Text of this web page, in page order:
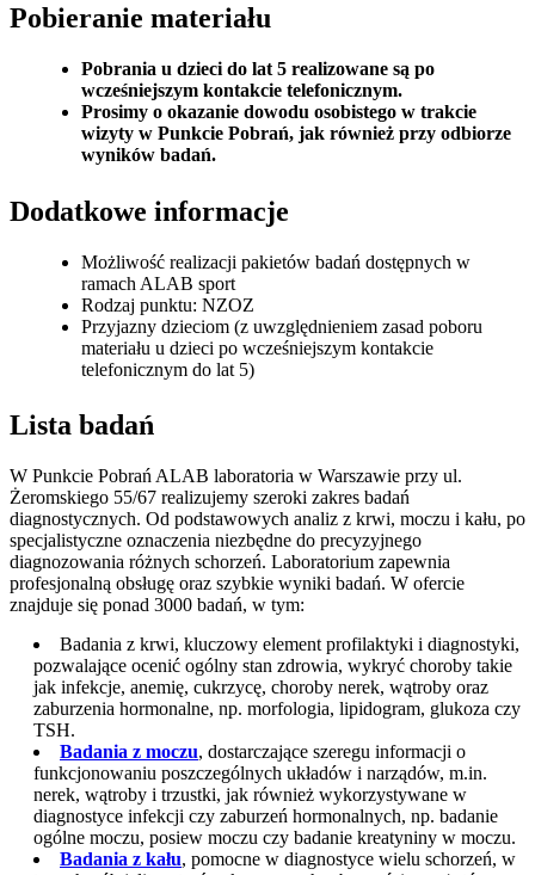
Pobieranie materiału
Pobrania u dzieci do lat 5 realizowane są po
wcześniejszym kontakcie telefonicznym.
Prosimy o okazanie dowodu osobistego w trakcie
wizyty w Punkcie Pobrań, jak również przy odbiorze
wyników badań.
Dodatkowe informacje
Możliwość realizacji pakietów badań dostępnych w
ramach ALAB sport
Rodzaj punktu: NZOZ
Przyjazny dzieciom (z uwzględnieniem zasad poboru
materiału u dzieci po wcześniejszym kontakcie
telefonicznym do lat 5)
Lista badań
W Punkcie Pobrań ALAB laboratoria w Warszawie przy ul.
Żeromskiego 55/67 realizujemy szeroki zakres badań
diagnostycznych. Od podstawowych analiz z krwi, moczu i kału, po
specjalistyczne oznaczenia niezbędne do precyzyjnego
diagnozowania różnych schorzeń. Laboratorium zapewnia
profesjonalną obsługę oraz szybkie wyniki badań. W ofercie
znajduje się ponad 3000 badań, w tym:
Badania z krwi, kluczowy element profilaktyki i diagnostyki,
pozwalające ocenić ogólny stan zdrowia, wykryć choroby takie
jak infekcje, anemię, cukrzycę, choroby nerek, wątroby oraz
zaburzenia hormonalne, np. morfologia, lipidogram, glukoza czy
TSH.
Badania z moczu, dostarczające szeregu informacji o
funkcjonowaniu poszczególnych układów i narządów, m.in.
nerek, wątroby i trzustki, jak również wykorzystywane w
diagnostyce infekcji czy zaburzeń hormonalnych, np. badanie
ogólne moczu, posiew moczu czy badanie kreatyniny w moczu.
Badania z kału, pomocne w diagnostyce wielu schorzeń, w